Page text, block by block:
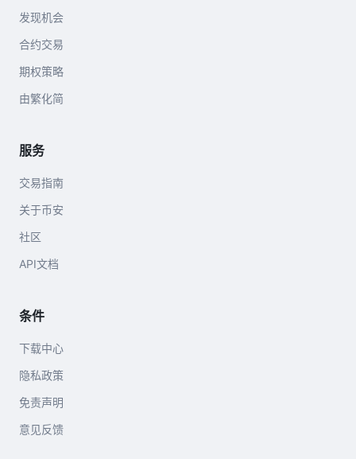
发现机会
合约交易
期权策略
由繁化简
服务
交易指南
关于币安
社区
API文档
条件
下载中心
隐私政策
免责声明
意见反馈